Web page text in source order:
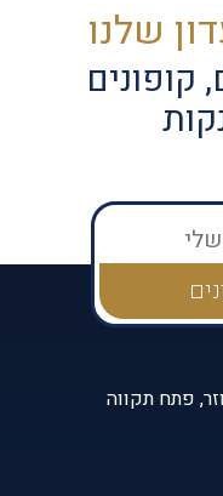
שלנו
קופונים